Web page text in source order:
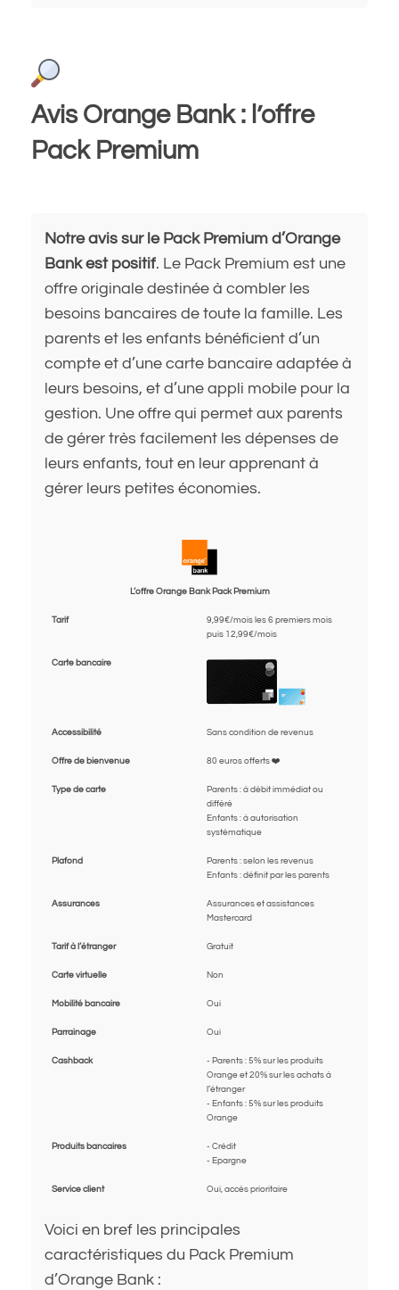
Avis Orange Bank : l’offre
Pack Premium
Notre avis sur le Pack Premium d’Orange
Bank est positif. Le Pack Premium est une
offre originale destinée à combler les
besoins bancaires de toute la famille. Les
parents et les enfants bénéficient d’un
compte et d’une carte bancaire adaptée à
leurs besoins, et d’une appli mobile pour la
gestion. Une offre qui permet aux parents
de gérer très facilement les dépenses de
leurs enfants, tout en leur apprenant à
gérer leurs petites économies.
L’offre Orange Bank Pack Premium
Tarif
9,99€/mois les 6 premiers mois
puis 12,99€/mois
Carte bancaire
Accessibilité Sans condition de revenus
Offre de bienvenue 80 euros offerts ❤️
Type de carte
Parents : à débit immédiat ou
différé
Enfants : à autorisation
systématique
Plafond
Parents : selon les revenus
Enfants : définit par les parents
Assurances
Assurances et assistances
Mastercard
Tarif à l’étranger Gratuit
Carte virtuelle Non
Mobilité bancaire Oui
Parrainage Oui
Cashback
- Parents : 5% sur les produits
Orange et 20% sur les achats à
l’étranger
- Enfants : 5% sur les produits
Orange
Produits bancaires
- Crédit
- Epargne
Service client Oui, accès prioritaire
Voici en bref les principales
caractéristiques du Pack Premium
d’Orange Bank :